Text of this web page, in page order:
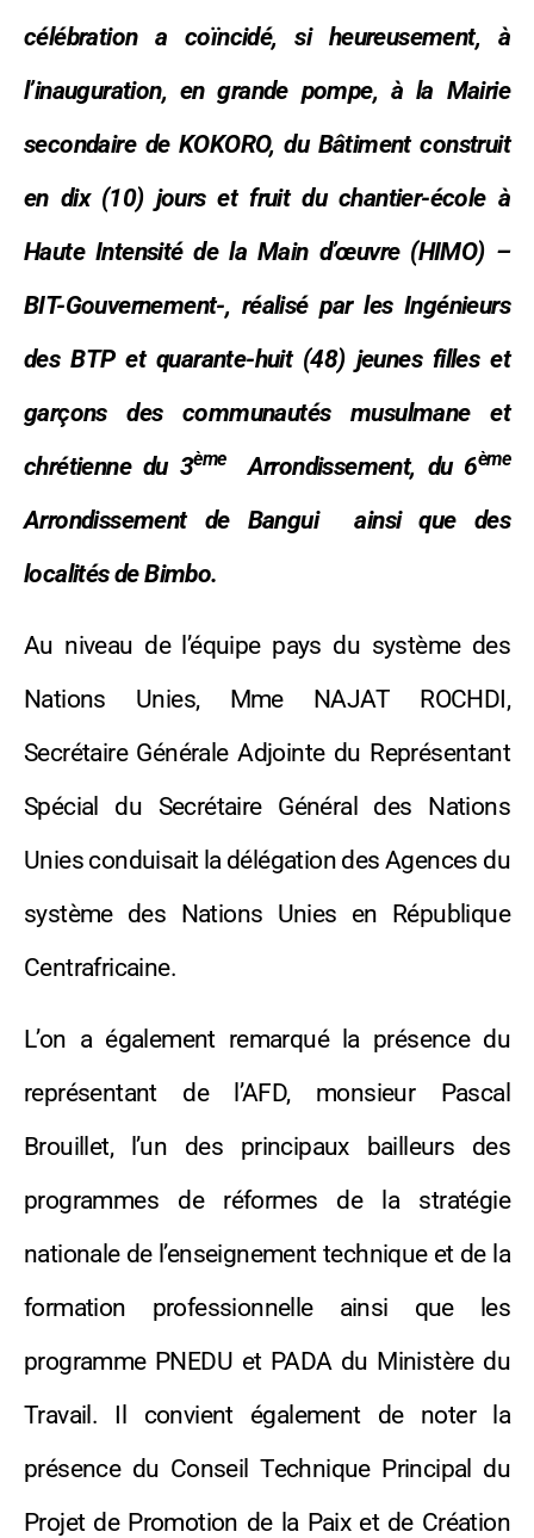
célébration a coïncidé, si heureusement, à
l’inauguration, en grande pompe, à la Mairie
secondaire de KOKORO, du Bâtiment construit
en dix (10) jours et fruit du chantier-école à
Haute Intensité de la Main d’œuvre (HIMO) –
BIT-Gouvernement-, réalisé par les Ingénieurs
des BTP et quarante-huit (48) jeunes filles et
garçons des communautés musulmane et
chrétienne du 3ème Arrondissement, du 6ème
Arrondissement de Bangui ainsi que des
localités de Bimbo.
Au niveau de l’équipe pays du système des
Nations Unies, Mme NAJAT ROCHDI,
Secrétaire Générale Adjointe du Représentant
Spécial du Secrétaire Général des Nations
Unies conduisait la délégation des Agences du
système des Nations Unies en République
Centrafricaine.
L’on a également remarqué la présence du
représentant de l’AFD, monsieur Pascal
Brouillet, l’un des principaux bailleurs des
programmes de réformes de la stratégie
nationale de l’enseignement technique et de la
formation professionnelle ainsi que les
programme PNEDU et PADA du Ministère du
Travail. Il convient également de noter la
présence du Conseil Technique Principal du
Projet de Promotion de la Paix et de Création